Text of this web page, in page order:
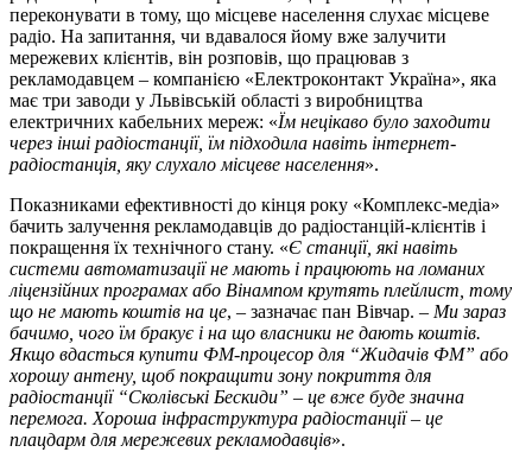
переконувати в тому, що місцеве населення слухає місцеве
радіо. На запитання, чи вдавалося йому вже залучити
мережевих клієнтів, він розповів, що працював з
рекламодавцем – компанією «Електроконтакт Україна», яка
має три заводи у Львівській області з виробництва
електричних кабельних мереж: «Їм нецікаво було заходити
через інші радіостанції, їм підходила навіть інтернет-
радіостанція, яку слухало місцеве населення».
Показниками ефективності до кінця року «Комплекс-медіа»
бачить залучення рекламодавців до радіостанцій-клієнтів і
покращення їх технічного стану. «Є станції, які навіть
системи автоматизації не мають і працюють на ломаних
ліцензійних програмах або Вінампом крутять плейлист, тому
що не мають коштів на це, – зазначає пан Вівчар. – Ми зараз
бачимо, чого їм бракує і на що власники не дають коштів.
Якщо вдасться купити ФМ-процесор для “Жидачів ФМ” або
хорошу антену, щоб покращити зону покриття для
радіостанції “Сколівські Бескиди” – це вже буде значна
перемога. Хороша інфраструктура радіостанції – це
плацдарм для мережевих рекламодавців».